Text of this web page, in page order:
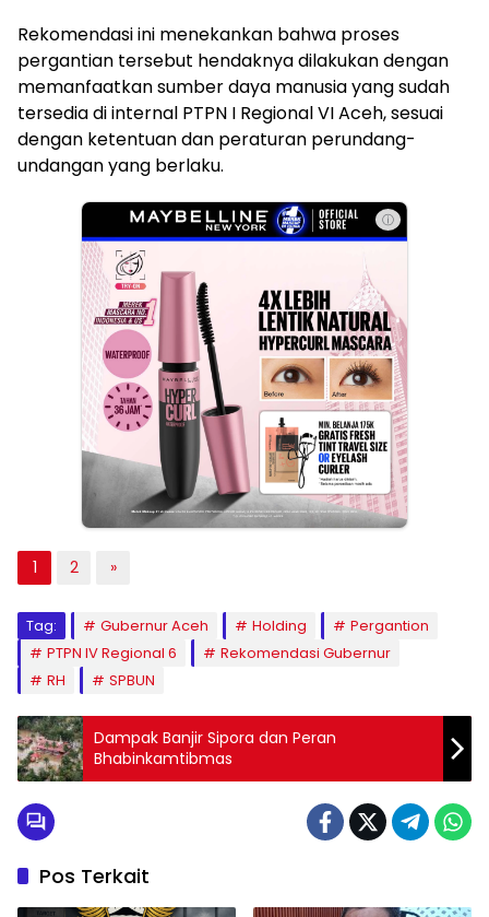
Rekomendasi ini menekankan bahwa proses
pergantian tersebut hendaknya dilakukan dengan
memanfaatkan sumber daya manusia yang sudah
tersedia di internal PTPN I Regional VI Aceh, sesuai
dengan ketentuan dan peraturan perundang-
undangan yang berlaku.
ⓘ
1 2 »
Tag: Gubernur Aceh Holding
Pergantion
PTPN IV Regional 6
Rekomendasi Gubernur
RH
SPBUN
Dampak Banjir Sipora dan Peran
Bhabinkamtibmas
Pos Terkait